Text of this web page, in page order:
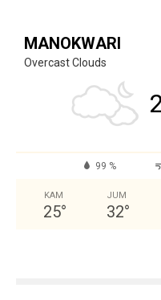
MANOKWARI
Overcast Clouds
99 %
KAM
25°
JUM
32°